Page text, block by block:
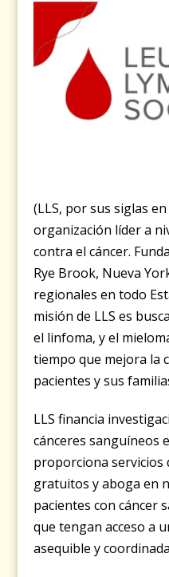
(LLS, por sus siglas
organización líder a
contra el cáncer.
Rye Brook, Nueva
regionales en todo
misión de LLS es
el linfoma, y el
tiempo que mejora la
pacientes y sus
LLS financia
cánceres sanguíneos
proporciona servicios
gratuitos y aboga en
pacientes con cáncer
que tengan acceso a
asequible y